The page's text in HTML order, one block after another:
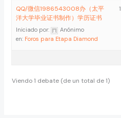
QQ/微信1986543008办（太平
洋大学毕业证书制作）学历证书
Iniciado por:
Anónimo
en: Foros para Etapa Diamond
1
Viendo 1 debate (de un total de 1)